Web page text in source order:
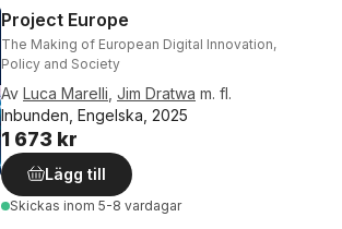
Project Europe
The Making of European Digital Innovation,
Policy and Society
Av Luca Marelli Jim Dratwa m. fl.
Inbunden, Engelska, 2025
1 673 kr
Lägg till
Skickas inom 5-8 vardagar